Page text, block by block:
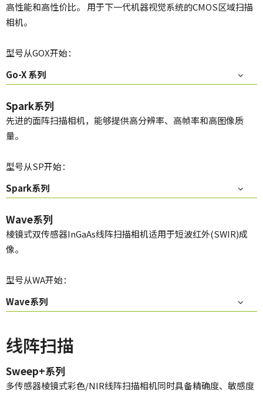
高性能和高性价比。 用于下一代机器视觉系统的CMOS区域扫描
相机。
型号从GOX开始：
Go-X 系列
Spark系列
先进的面阵扫描相机，能够提供高分辨率、高帧率和高图像质
量。
型号从SP开始：
Spark系列
Wave系列
棱镜式双传感器InGaAs线阵扫描相机适用于短波红外(SWIR)成
像。
型号从WA开始：
Wave系列
线阵扫描
Sweep+系列
多传感器棱镜式彩色/NIR线阵扫描相机同时具备精确度、敏感度